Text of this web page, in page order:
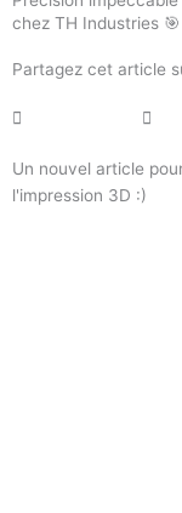
chez TH Industries 🎯
Partagez cet article
Un nouvel article
l'impression 3D :)